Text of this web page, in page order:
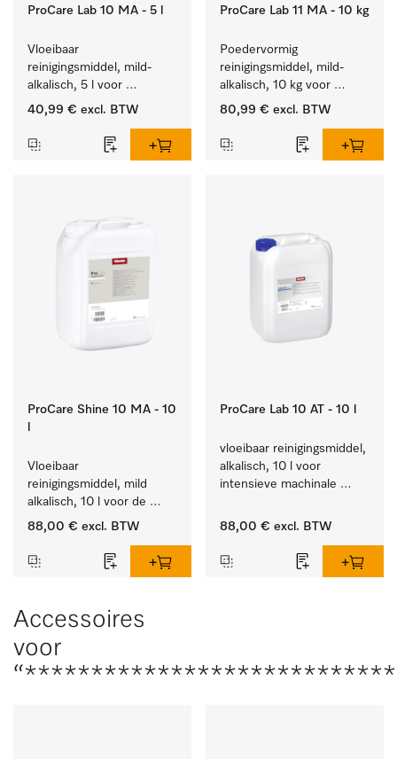
ProCare Lab 10 MA - 5 l
Vloeibaar
reinigingsmiddel, mild-
alkalisch, 5 l voor
materiaalbesparende,
laboratoriumglasw. en -
40,99 € excl. BTW
ProCare Lab 11 MA - 10 kg
Poedervormig
reinigingsmiddel, mild-
alkalisch, 10 kg voor
materiaalbesparende,
laboratoriumglasw. en -
80,99 € excl. BTW
ProCare Shine 10 MA - 10
Vloeibaar
reinigingsmiddel, mild
alkalisch, 10 l voor de
reiniging van lichte
bestek en glazen.
88,00 € excl. BTW
ProCare Lab 10 AT - 10 l
vloeibaar reinigingsmiddel,
alkalisch, 10 l voor
intensieve machinale
laboratoriumglaswerk en -
88,00 € excl. BTW
Accessoires
voor